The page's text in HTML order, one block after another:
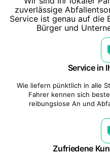
zuverlässige
Service ist genau auf die
Bürger und
Service in
Wie liefern pünktlich in alle
Fahrer kennen sich
reibungslose An und
Zufriedene